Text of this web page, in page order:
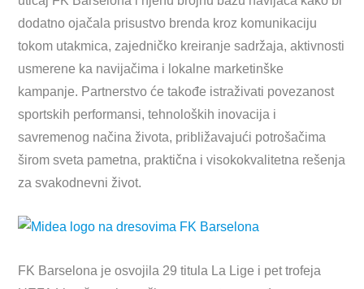
dodatno ojačala prisustvo brenda kroz komunikaciju
tokom utakmica, zajedničko kreiranje sadržaja, aktivnosti
usmerene ka navijačima i lokalne marketinške
kampanje. Partnerstvo će takođe istraživati povezanost
sportskih performansi, tehnoloških inovacija i
savremenog načina života, približavajući potrošačima
širom sveta pametna, praktična i visokokvalitetna rešenja
za svakodnevni život.
FK Barselona je osvojila 29 titula La Lige i pet trofeja